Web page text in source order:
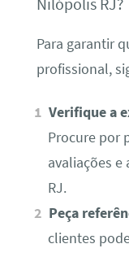
Para garantir
profissional,
Verifique a
Procure por
avaliações
RJ.
Peça
clientes